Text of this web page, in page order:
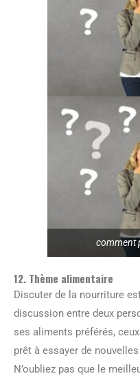
comment
12. Thème alimentaire
Discuter de la nourriture
discussion entre deux
ses aliments préférés,
prêt à essayer de
N’oubliez pas que le